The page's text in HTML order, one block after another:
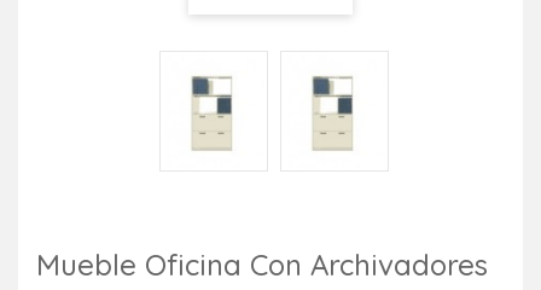
Mueble Oficina Con Archivadores